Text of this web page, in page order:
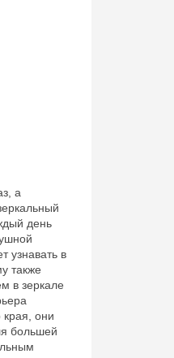
а
день
узнавать в
также
в зеркале
края, они
большей